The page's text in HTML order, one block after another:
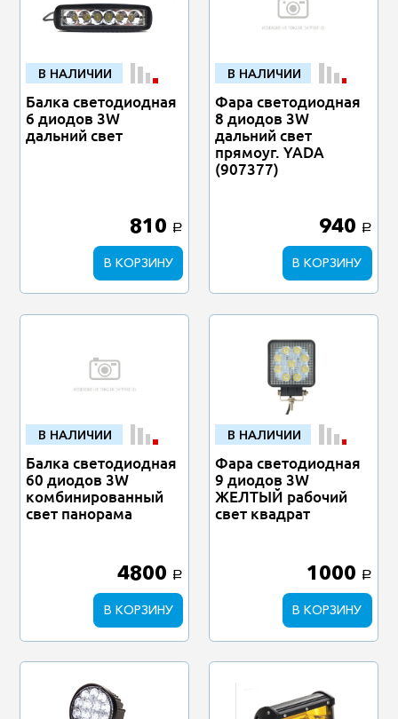
В НАЛИЧИИ
Балка светодиодная
6 диодов 3W
дальний свет
810 a
В КОРЗИНУ
В НАЛИЧИИ
Фара светодиодная
8 диодов 3W
дальний свет
прямоуг. YADA
(907377)
940 a
В КОРЗИНУ
В НАЛИЧИИ
Балка светодиодная
60 диодов 3W
комбинированный
свет панорама
4800 a
В КОРЗИНУ
В НАЛИЧИИ
Фара светодиодная
9 диодов 3W
ЖЕЛТЫЙ рабочий
свет квадрат
1000 a
В КОРЗИНУ